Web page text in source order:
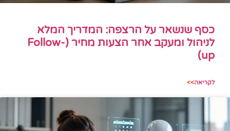
כסף שנשאר על הרצפה: המדריך המלא
לניהול ומעקב אחר הצעות מחיר (Follow-
up)
לקריאה>>